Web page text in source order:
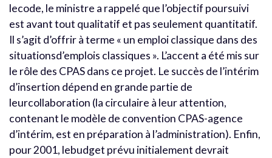
lecode, le ministre a rappelé que l’objectif poursuivi
est avant tout qualitatif et pas seulement quantitatif.
Il s’agit d’offrir à terme « un emploi classique dans des
situationsd’emplois classiques ». L’accent a été mis sur
le rôle des CPAS dans ce projet. Le succès de l’intérim
d’insertion dépend en grande partie de
leurcollaboration (la circulaire à leur attention,
contenant le modèle de convention CPAS-agence
d’intérim, est en préparation à l’administration). Enfin,
pour 2001, lebudget prévu initialement devrait